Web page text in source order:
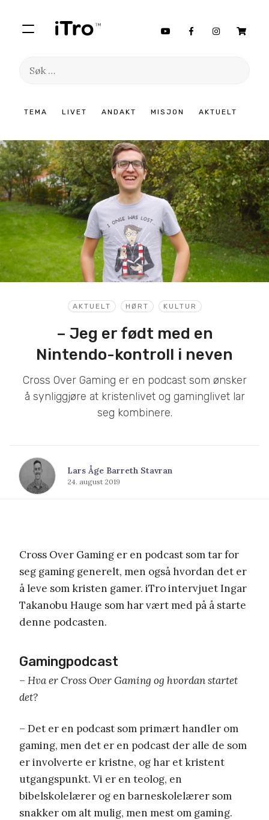
TEMA LIVET ANDAKT MISJON AKTUELT
Søk
innhold
AKTUELT HØRT KULTUR
– Jeg er født med en
Nintendo-kontroll i neven
Cross Over Gaming er en podcast som ønsker
å synliggjøre at kristenlivet og gaminglivet lar
seg kombinere.
Lars Åge Barreth Stavran
24. august 2019
Cross Over Gaming er en podcast som tar for
seg gaming generelt, men også hvordan det er
å leve som kristen gamer. iTro intervjuet Ingar
Takanobu Hauge som har vært med på å starte
denne podcasten.
Gamingpodcast
– Hva er Cross Over Gaming og hvordan startet
det?
– Det er en podcast som primært handler om
gaming, men det er en podcast der alle de som
er involverte er kristne, og har et kristent
utgangspunkt. Vi er en teolog, en
bibelskolelærer og en barneskolelærer som
snakker om alt mulig, men mest om gaming.